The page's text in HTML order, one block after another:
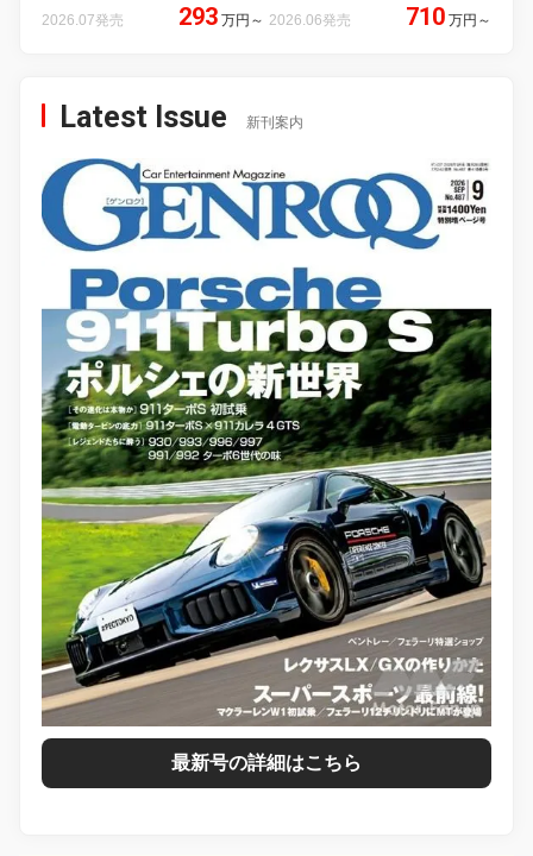
2026.07発売 293 万円 ～ 2026.06発売 710 万円 ～
Latest Issue 新刊案内
最新号の詳細はこちら